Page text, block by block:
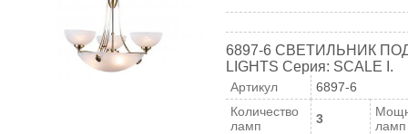
6897-6 СВЕТИЛЬНИК
LIGHTS Серия: SCALE I.
Артикул
6897-6
Количество
ламп
3
ламп